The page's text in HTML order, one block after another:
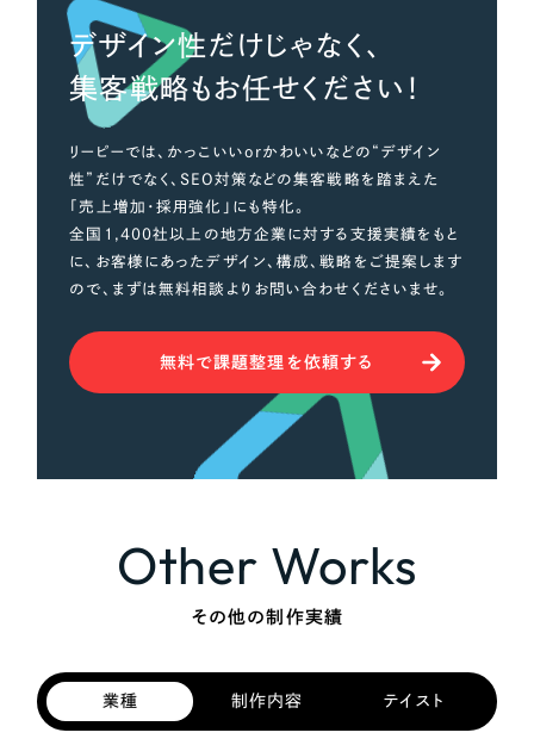
デザイン性だけじゃなく、
集客戦略もお任せください！
リーピーでは、かっこいいorかわいいなどの“デザイン
性”だけでなく、SEO対策などの集客戦略を踏まえた
「売上増加・採用強化」にも特化。
全国1,400社以上の地方企業に対する支援実績をもと
に、お客様にあったデザイン、構成、戦略をご提案します
ので、まずは無料相談よりお問い合わせくださいませ。
無料で課題整理を依頼する
Other Works
その他の制作実績
業種 制作内容 テイスト